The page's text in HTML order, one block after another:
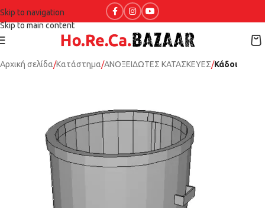
Skip to navigation
Skip to main content
Αρχική σελίδα Κατάστημα ΑΝΟΞΕΙΔΩΤΕΣ ΚΑΤΑΣΚΕΥΕΣ Κάδοι